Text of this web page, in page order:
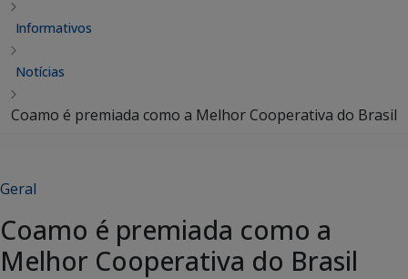
Informativos
Notícias
Coamo é premiada como a Melhor Cooperativa do Brasil
Geral
Coamo é premiada como a
Melhor Cooperativa do Brasil